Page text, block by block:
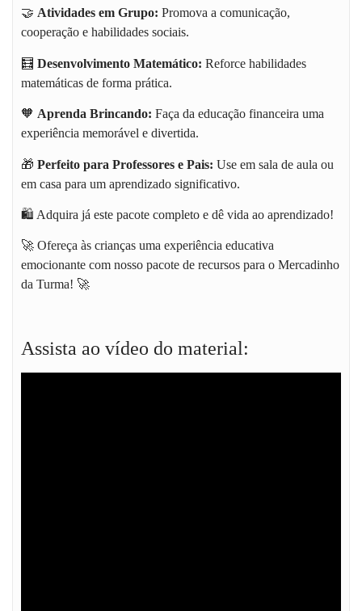
🤝 Atividades em Grupo: Promova a comunicação,
cooperação e habilidades sociais.
🧮 Desenvolvimento Matemático: Reforce habilidades
matemáticas de forma prática.
🧡 Aprenda Brincando: Faça da educação financeira uma
experiência memorável e divertida.
🎁 Perfeito para Professores e Pais: Use em sala de aula ou
em casa para um aprendizado significativo.
🛍️ Adquira já este pacote completo e dê vida ao aprendizado!
🚀 Ofereça às crianças uma experiência educativa
emocionante com nosso pacote de recursos para o Mercadinho
da Turma! 🚀
Assista ao vídeo do material: